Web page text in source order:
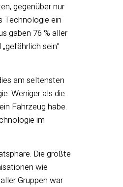
gegenüber nur
Technologie ein
gaben 76 % aller
sein”
am seltensten
Weniger als die
Fahrzeug habe.
im
Die größte
wie
Gruppen war